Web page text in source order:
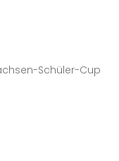
Schüler-Cup